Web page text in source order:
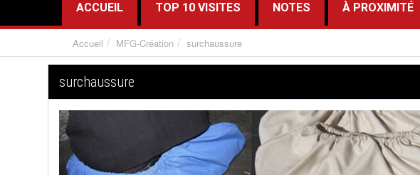
ACCUEIL TOP 10 VISITES NOTES À PROXIMITÉ
Accueil MFG-Création surchaussure
surchaussure